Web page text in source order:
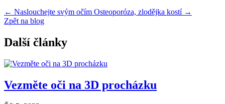
← Naslouchejte svým očím Osteoporóza, zlodějka kostí→
Zpět na blog
Další články
Vezměte oči na 3D procházku